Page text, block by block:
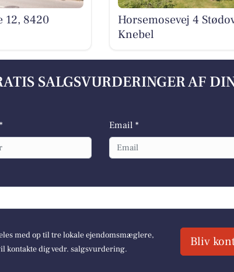
12, 8420
Horsemosevej 4
Knebel
SALGSVURDERINGER AF
Email *
med op til tre lokale ejendomsmæglere,
kontakte dig vedr. salgsvurdering.
Bliv